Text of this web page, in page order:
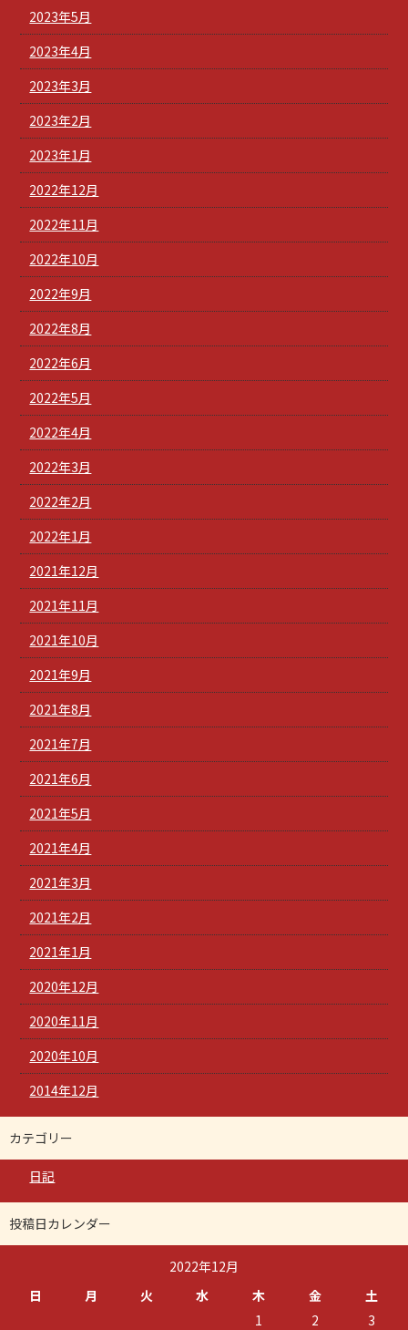
2023年5月
2023年4月
2023年3月
2023年2月
2023年1月
2022年12月
2022年11月
2022年10月
2022年9月
2022年8月
2022年6月
2022年5月
2022年4月
2022年3月
2022年2月
2022年1月
2021年12月
2021年11月
2021年10月
2021年9月
2021年8月
2021年7月
2021年6月
2021年5月
2021年4月
2021年3月
2021年2月
2021年1月
2020年12月
2020年11月
2020年10月
2014年12月
カテゴリー
日記
投稿日カレンダー
2022年12月
日
月 火 水 木 金
土
1
2 3